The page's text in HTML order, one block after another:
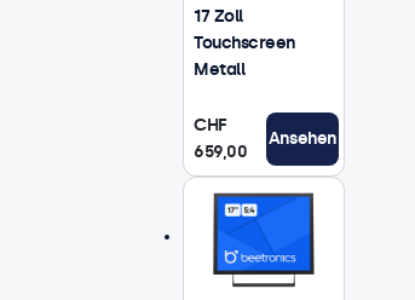
17 Zoll
Touchscreen
Metall
CHF
659,00
Ansehen